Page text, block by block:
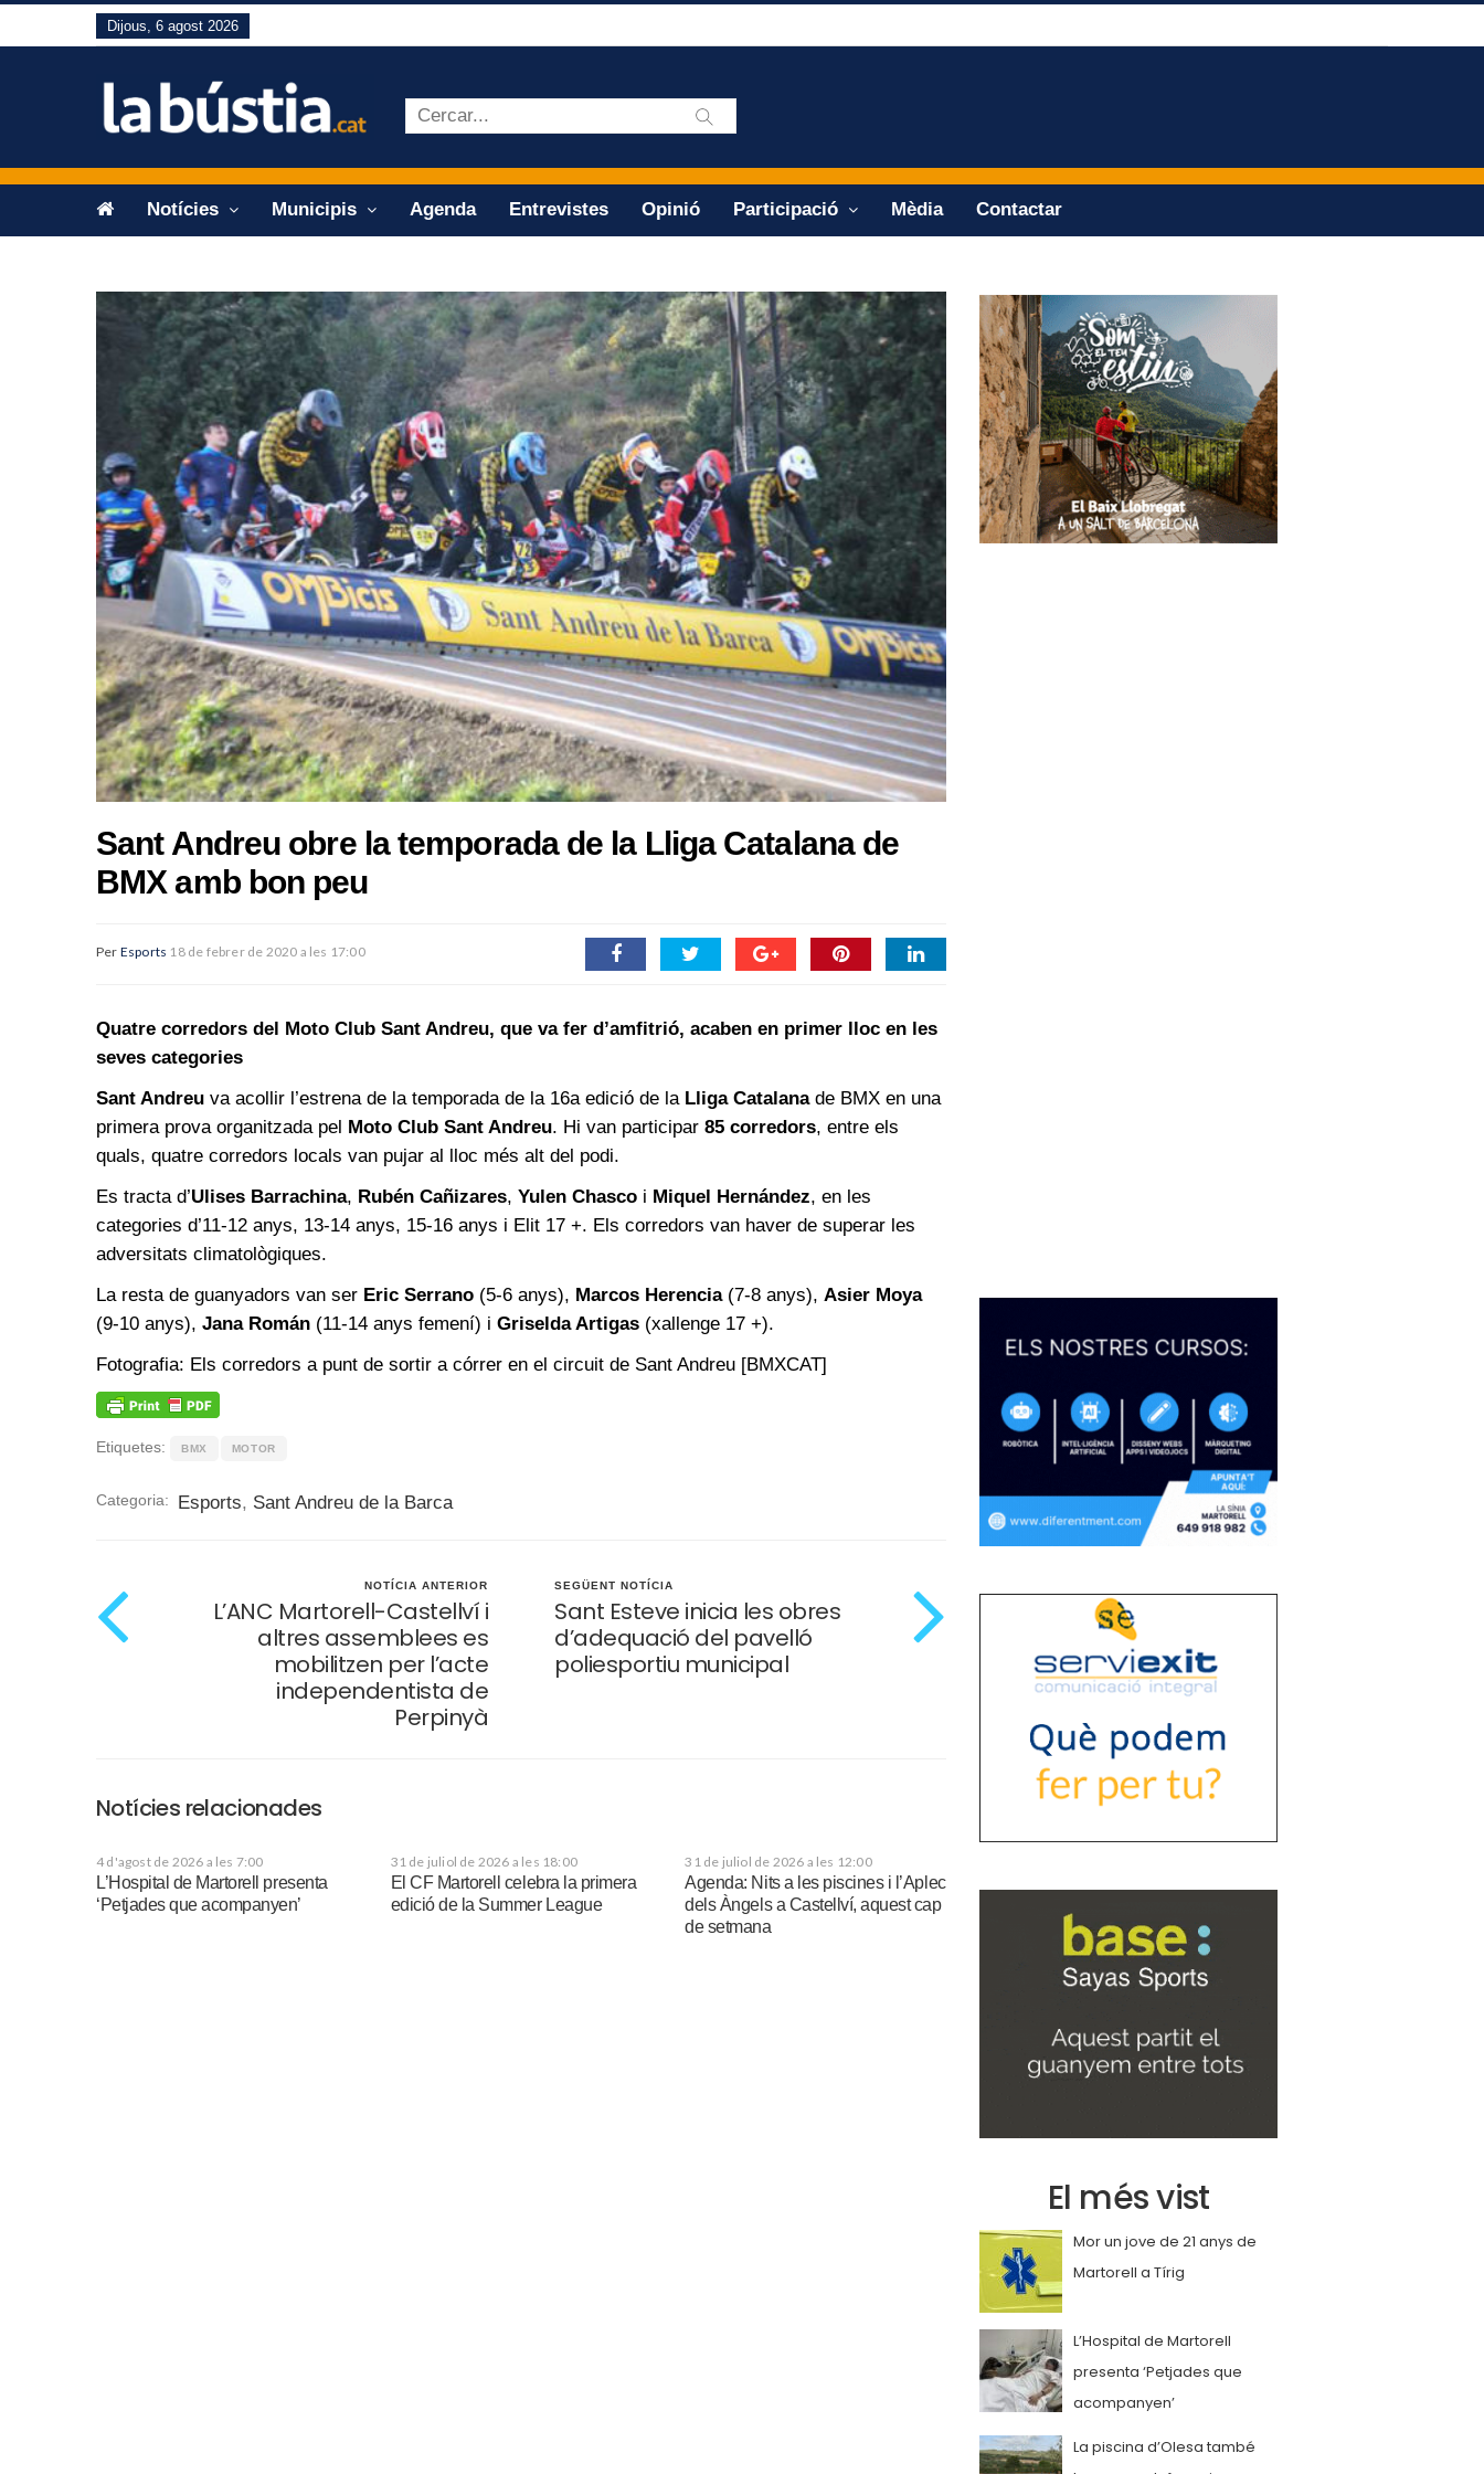
Dijous, 6 agost 2026
Notícies Municipis Agenda Entrevistes Opinió Participació Mèdia Contactar
Sant Andreu obre la temporada de la Lliga Catalana de
BMX amb bon peu
Per Esports 18 de febrer de 2020 a les 17:00
Quatre corredors del Moto Club Sant Andreu, que va fer d’amfitrió, acaben en primer lloc en les
seves categories
Sant Andreu va acollir l’estrena de la temporada de la 16a edició de laLliga Catalanade BMX en una
primera prova organitzada pel Moto Club Sant Andreu. Hi van participar 85 corredors, entre els
quals, quatre corredors locals van pujar al lloc més alt del podi.
Es tracta d’Ulises Barrachina, Rubén Cañizares, Yulen Chasco i Miquel Hernández, en les
categories d’11-12 anys, 13-14 anys, 15-16 anys i Elit 17 +. Els corredors van haver de superar les
adversitats climatològiques.
La resta de guanyadors van ser Eric Serrano (5-6 anys), Marcos Herencia(7-8 anys), Asier Moya
(9-10 anys), Jana Román (11-14 anys femení) i Griselda Artigas (xallenge 17 +).
Fotografia: Els corredors a punt de sortir a córrer en el circuit de Sant Andreu [BMXCAT]
Etiquetes: BMX MOTOR
Categoria: Esports, Sant Andreu de la Barca
NOTÍCIA ANTERIOR
L’ANC Martorell-Castellví i
altres assemblees es
mobilitzen per l’acte
independentista de
Perpinyà
SEGÜENT NOTÍCIA
Sant Esteve inicia les obres
d’adequació del pavelló
poliesportiu municipal
Notícies relacionades
4 d'agost de 2026 a les 7:00
L’Hospital de Martorell presenta
‘Petjades que acompanyen’
31 de juliol de 2026 a les 18:00
El CF Martorell celebra la primera
edició de la Summer League
31 de juliol de 2026 a les 12:00
Agenda: Nits a les piscines i l’Aplec
dels Àngels a Castellví, aquest cap
de setmana
El més vist
Mor un jove de 21 anys de
Martorell a Tírig
L’Hospital de Martorell
presenta ‘Petjades que
acompanyen’
La piscina d’Olesa també